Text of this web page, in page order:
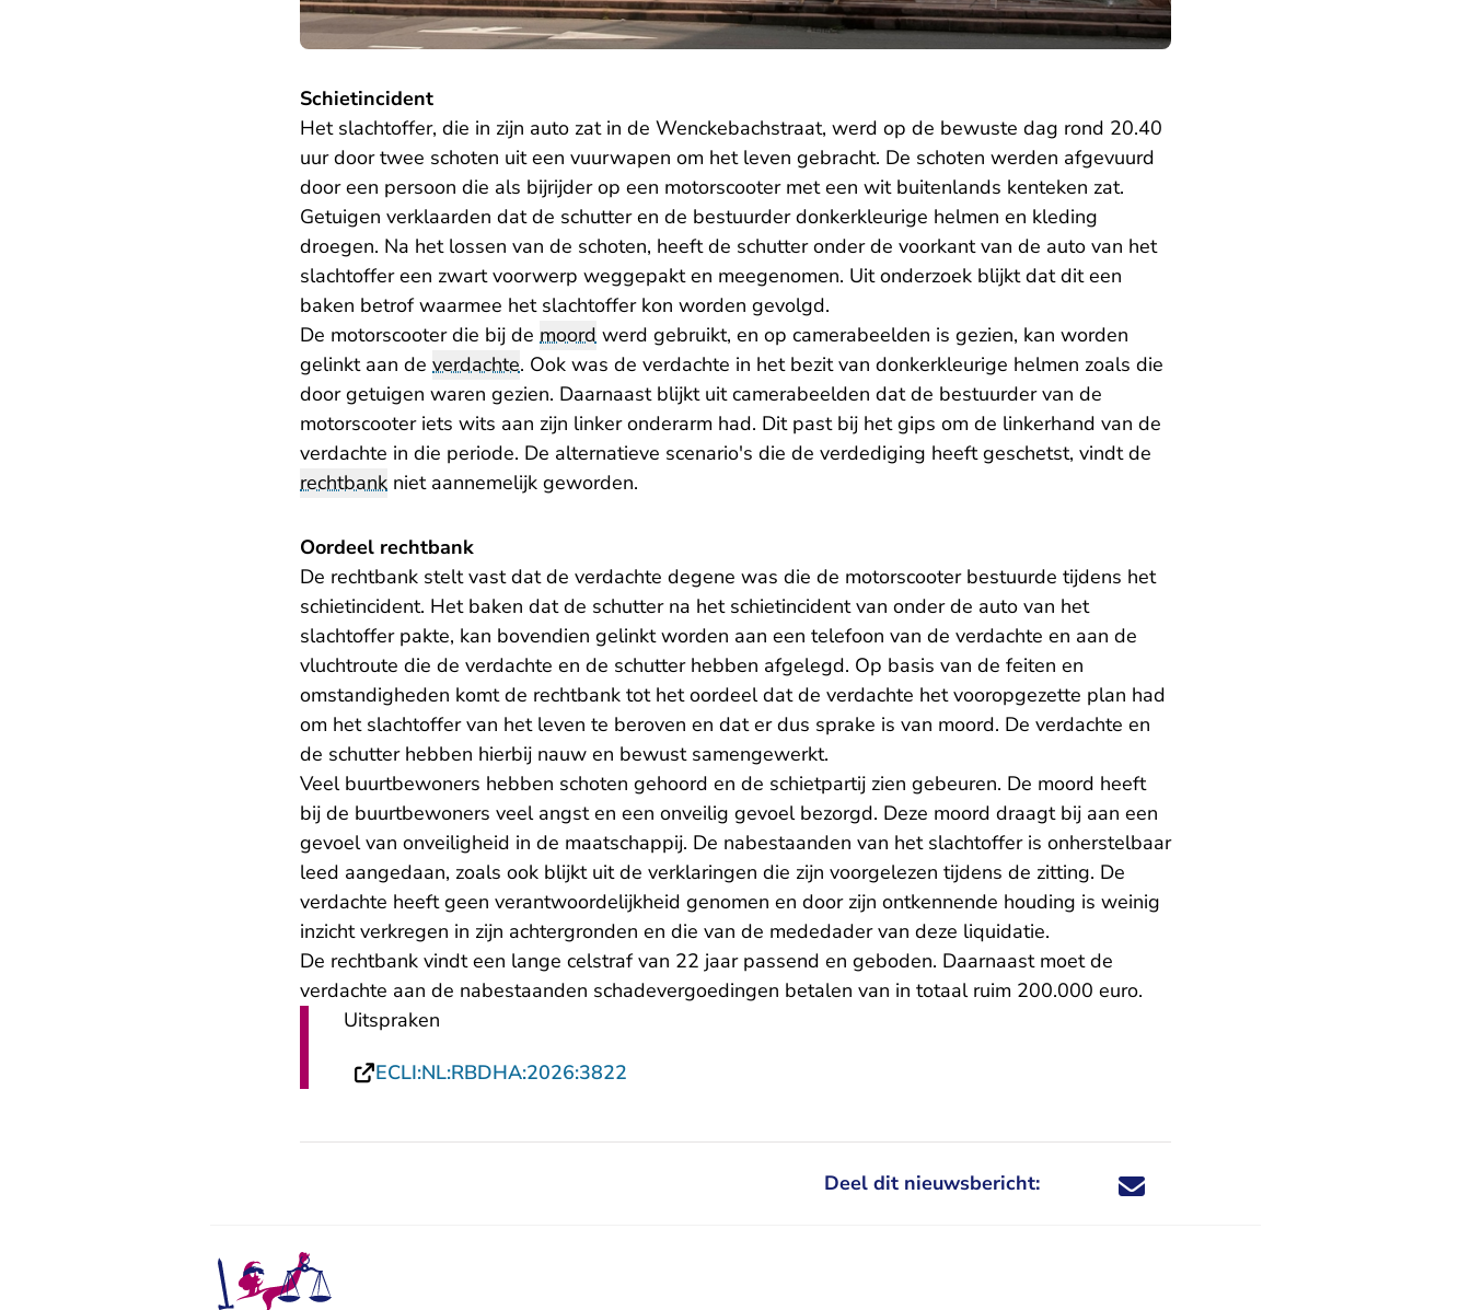
Schietincident
Het slachtoffer, die in zijn auto zat in de Wenckebachstraat, werd op de bewuste dag rond 20.40
uur door twee schoten uit een vuurwapen om het leven gebracht. De schoten werden afgevuurd
door een persoon die als bijrijder op een motorscooter met een wit buitenlands kenteken zat.
Getuigen verklaarden dat de schutter en de bestuurder donkerkleurige helmen en kleding
droegen. Na het lossen van de schoten, heeft de schutter onder de voorkant van de auto van het
slachtoffer een zwart voorwerp weggepakt en meegenomen. Uit onderzoek blijkt dat dit een
baken betrof waarmee het slachtoffer kon worden gevolgd.
De motorscooter die bij de moord werd gebruikt, en op camerabeelden is gezien, kan worden
gelinkt aan de verdachte. Ook was de verdachte in het bezit van donkerkleurige helmen zoals die
door getuigen waren gezien. Daarnaast blijkt uit camerabeelden dat de bestuurder van de
motorscooter iets wits aan zijn linker onderarm had. Dit past bij het gips om de linkerhand van de
verdachte in die periode. De alternatieve scenario's die de verdediging heeft geschetst, vindt de
rechtbank niet aannemelijk geworden.
Oordeel rechtbank
De rechtbank stelt vast dat de verdachte degene was die de motorscooter bestuurde tijdens het
schietincident. Het baken dat de schutter na het schietincident van onder de auto van het
slachtoffer pakte, kan bovendien gelinkt worden aan een telefoon van de verdachte en aan de
vluchtroute die de verdachte en de schutter hebben afgelegd. Op basis van de feiten en
omstandigheden komt de rechtbank tot het oordeel dat de verdachte het vooropgezette plan had
om het slachtoffer van het leven te beroven en dat er dus sprake is van moord. De verdachte en
de schutter hebben hierbij nauw en bewust samengewerkt.
Veel buurtbewoners hebben schoten gehoord en de schietpartij zien gebeuren. De moord heeft
bij de buurtbewoners veel angst en een onveilig gevoel bezorgd. Deze moord draagt bij aan een
gevoel van onveiligheid in de maatschappij. De nabestaanden van het slachtoffer is onherstelbaar
leed aangedaan, zoals ook blijkt uit de verklaringen die zijn voorgelezen tijdens de zitting. De
verdachte heeft geen verantwoordelijkheid genomen en door zijn ontkennende houding is weinig
inzicht verkregen in zijn achtergronden en die van de mededader van deze liquidatie.
De rechtbank vindt een lange celstraf van 22 jaar passend en geboden. Daarnaast moet de
verdachte aan de nabestaanden schadevergoedingen betalen van in totaal ruim 200.000 euro.
Uitspraken
ECLI:NL:RBDHA:2026:3822
Deel dit nieuwsbericht: Deel dit nieuwsbericht via X - U verlaat
Deel dit nieuwsbericht via Facebook - U
Deel dit nieuwsbericht via e-mail
Deel dit nieuwsbericht via LinkedIn - U